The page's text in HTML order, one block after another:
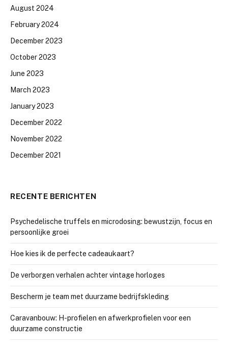
August 2024
February 2024
December 2023
October 2023
June 2023
March 2023
January 2023
December 2022
November 2022
December 2021
RECENTE BERICHTEN
Psychedelische truffels en microdosing: bewustzijn, focus en
persoonlijke groei
Hoe kies ik de perfecte cadeaukaart?
De verborgen verhalen achter vintage horloges
Bescherm je team met duurzame bedrijfskleding
Caravanbouw: H-profielen en afwerkprofielen voor een
duurzame constructie